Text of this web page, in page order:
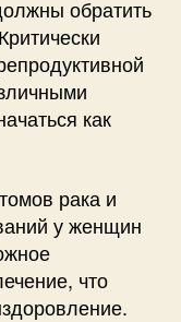
обратить
как
рака и
у женщин
что